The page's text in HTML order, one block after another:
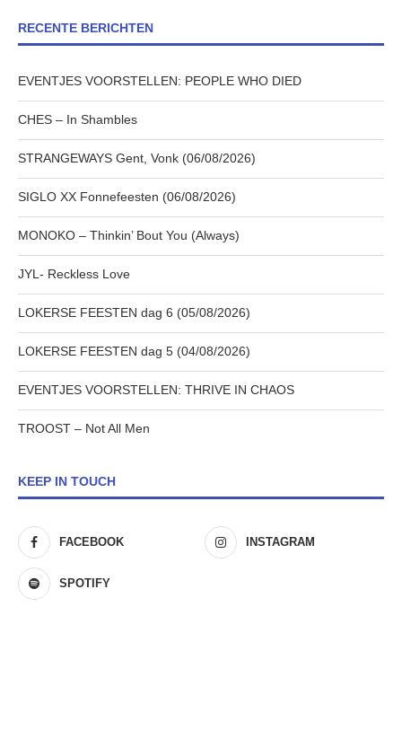
RECENTE BERICHTEN
EVENTJES VOORSTELLEN: PEOPLE WHO DIED
CHES – In Shambles
STRANGEWAYS Gent, Vonk (06/08/2026)
SIGLO XX Fonnefeesten (06/08/2026)
MONOKO – Thinkin’ Bout You (Always)
JYL- Reckless Love
LOKERSE FEESTEN dag 6 (05/08/2026)
LOKERSE FEESTEN dag 5 (04/08/2026)
EVENTJES VOORSTELLEN: THRIVE IN CHAOS
TROOST – Not All Men
KEEP IN TOUCH
FACEBOOK INSTAGRAM
SPOTIFY